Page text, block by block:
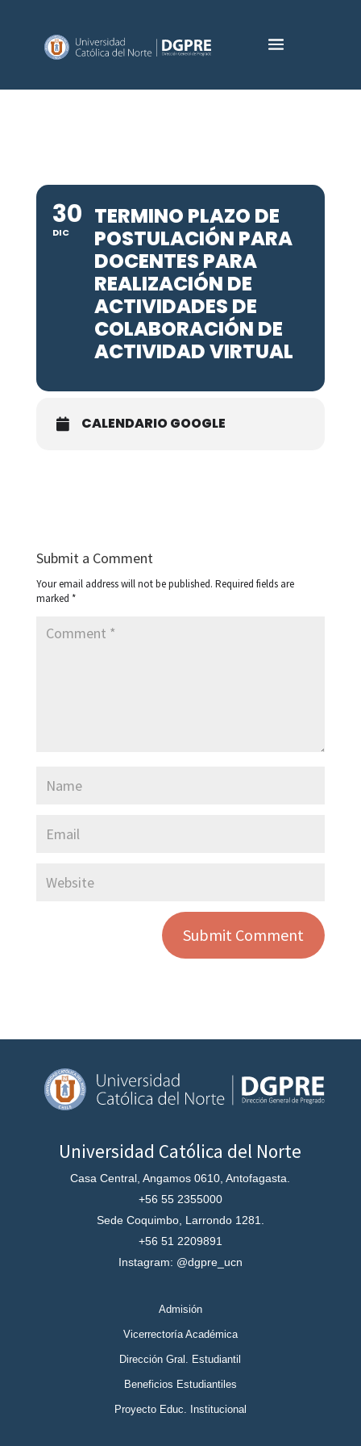
30
DIC
TERMINO PLAZO DE
POSTULACIÓN PARA
DOCENTES PARA
REALIZACIÓN DE
ACTIVIDADES DE
COLABORACIÓN DE
ACTIVIDAD VIRTUAL
CALENDARIO GOOGLE
Submit a Comment
Your email address will not be published. Required fields are
marked *
Universidad Católica del Norte
Casa Central, Angamos 0610, Antofagasta.
+56 55 2355000
Sede Coquimbo, Larrondo 1281.
+56 51 2209891
Instagram: @dgpre_ucn
Admisión
Vicerrectoría Académica
Dirección Gral. Estudiantil
Beneficios Estudiantiles
Proyecto Educ. Institucional